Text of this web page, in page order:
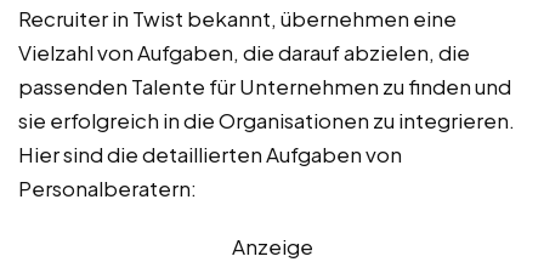
Recruiter in Twist bekannt, übernehmen eine
Vielzahl von Aufgaben, die darauf abzielen, die
passenden Talente für Unternehmen zu finden und
sie erfolgreich in die Organisationen zu integrieren.
Hier sind die detaillierten Aufgaben von
Personalberatern:
Anzeige